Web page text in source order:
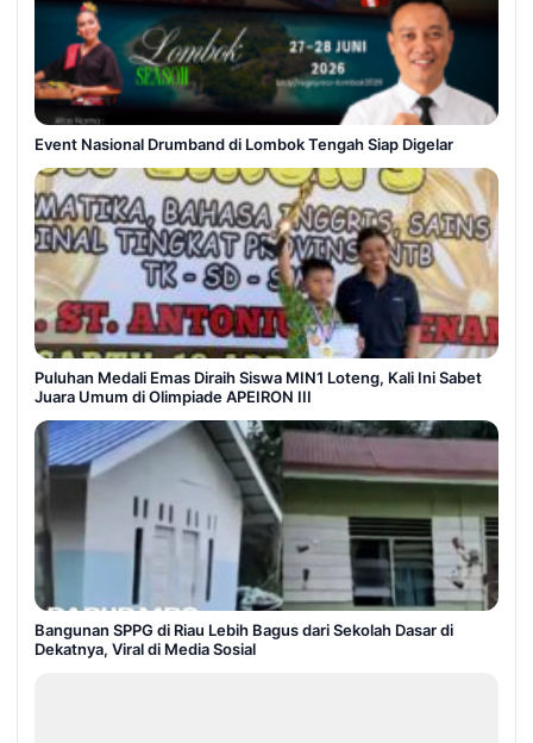
Event Nasional Drumband di Lombok Tengah Siap Digelar
Puluhan Medali Emas Diraih Siswa MIN1 Loteng, Kali Ini Sabet
Juara Umum di Olimpiade APEIRON III
Bangunan SPPG di Riau Lebih Bagus dari Sekolah Dasar di
Dekatnya, Viral di Media Sosial